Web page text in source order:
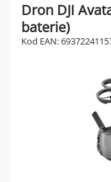
Dron DJI
baterie)
Kod EAN: